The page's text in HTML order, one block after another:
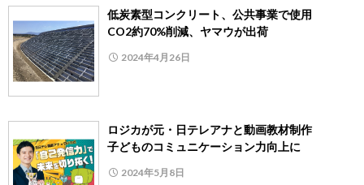
低炭素型コンクリート、公共事業で使用
CO2約70%削減、ヤマウが出荷
2024年4月26日
ロジカが元・日テレアナと動画教材制作
子どものコミュニケーション力向上に
2024年5月8日